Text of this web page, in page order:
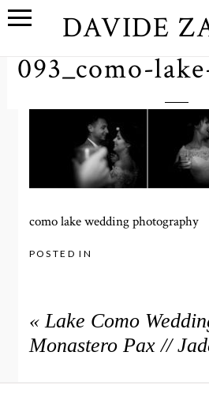
DAVIDE
093_como-
como lake wedding photography
POSTED IN
« Lake Como
Monastero Pax //